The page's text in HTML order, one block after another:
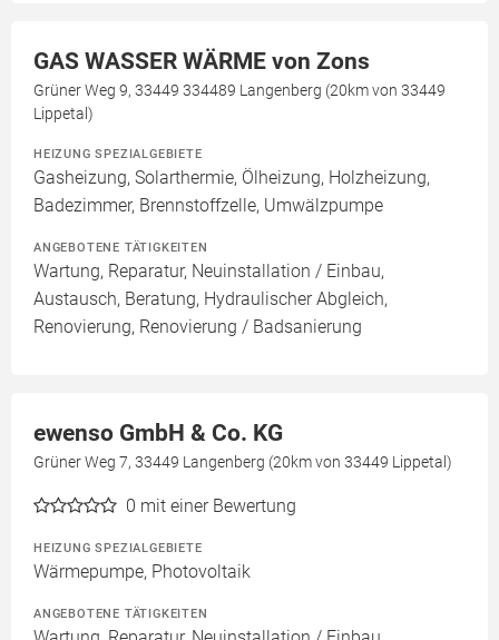
GAS WASSER WÄRME von Zons
Grüner Weg 9, 33449 334489 Langenberg (20km von 33449
Lippetal)
HEIZUNG SPEZIALGEBIETE
Gasheizung, Solarthermie, Ölheizung, Holzheizung,
Badezimmer, Brennstoffzelle, Umwälzpumpe
ANGEBOTENE TÄTIGKEITEN
Wartung, Reparatur, Neuinstallation / Einbau,
Austausch, Beratung, Hydraulischer Abgleich,
Renovierung, Renovierung / Badsanierung
ewenso GmbH & Co. KG
Grüner Weg 7, 33449 Langenberg (20km von 33449 Lippetal)
0 mit einer Bewertung
HEIZUNG SPEZIALGEBIETE
Wärmepumpe, Photovoltaik
ANGEBOTENE TÄTIGKEITEN